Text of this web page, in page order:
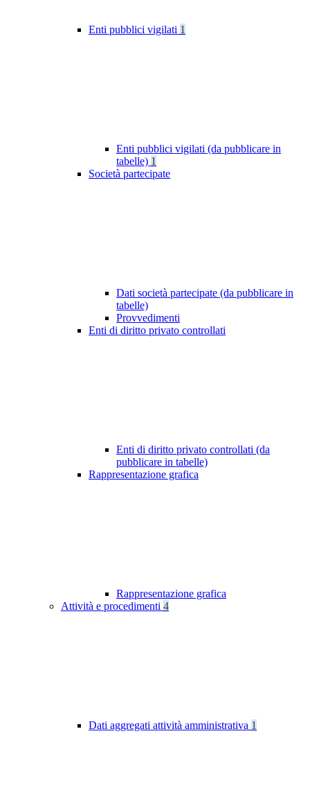
Enti pubblici vigilati 1
Enti pubblici vigilati (da pubblicare in
tabelle) 1
Società partecipate
Dati società partecipate (da pubblicare in
tabelle)
Provvedimenti
Enti di diritto privato controllati
Enti di diritto privato controllati (da
pubblicare in tabelle)
Rappresentazione grafica
Rappresentazione grafica
Attività e procedimenti 4
Dati aggregati attività amministrativa 1